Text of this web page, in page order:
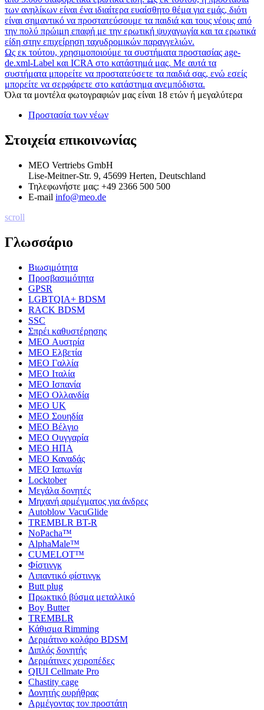
των ανηλίκων είναι ένα ιδιαίτερα ευαίσθητο θέμα για εμάς, διότι
είναι σημαντικό να προστατεύσουμε τα παιδιά και τους νέους από
την πολύ πρώιμη επαφή με την ερωτική ψυχαγωγία και τα ερωτικά
είδη στην επιχείρηση ταχυδρομικών παραγγελιών.
Ως εκ τούτου, χρησιμοποιούμε τα συστήματα προστασίας age-
de.xml-Label και ICRA στο κατάστημά μας. Με αυτά τα
συστήματα μπορείτε να προστατεύσετε τα παιδιά σας, ενώ εσείς
μπορείτε να σερφάρετε στο κατάστημα ανεμπόδιστα.
Όλα τα μοντέλα φωτογραφιών μας είναι 18 ετών ή μεγαλύτερα
Προστασία των νέων
Στοιχεία επικοινωνίας
MEO Vertriebs GmbH
Lise-Meitner-Str. 9, 45699 Herten, Deutschland
Τηλεφωνήστε μας: +49 2366 500 500
E-mail info@meo.de
scroll
Γλωσσάριο
Βιωσιμότητα
Προσβασιμότητα
GPSR
LGBTQIA+ BDSM
RACK BDSM
SSC
Σπρέι καθυστέρησης
MEO Αυστρία
MEO Ελβετία
MEO Γαλλία
MEO Ιταλία
MEO Ισπανία
MEO Ολλανδία
MEO UK
MEO Σουηδία
MEO Βέλγιο
MEO Ουγγαρία
MEO ΗΠΑ
MEO Καναδάς
MEO Ιαπωνία
Locktober
Μεγάλα δονητές
Μηχανή αρμέγματος για άνδρες
Autoblow VacuGlide
TREMBLR BT-R
NoPacha™
AlphaMale™
CUMELOT™
Φίστινγκ
Λιπαντικό φίστινγκ
Butt plug
Πρωκτικό βύσμα μεταλλικό
Boy Butter
TREMBLR
Κάθισμα Rimming
Δερμάτινο κολάρο BDSM
Διπλός δονητής
Δερμάτινες χειροπέδες
QIUI Cellmate Pro
Chastity cage
Δονητής ουρήθρας
Αρμέγοντας τον προστάτη